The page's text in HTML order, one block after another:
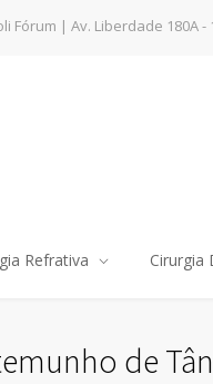
Fórum | Av. Liberdade 180A -
Refrativa Cirurgia
de